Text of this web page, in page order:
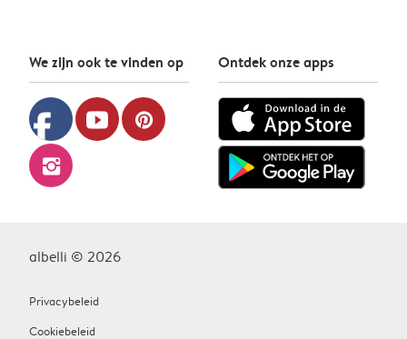
We zijn ook te vinden op
facebook youtube pinterest
instagram
Ontdek onze apps
albelli © 2026
Privacybeleid
Cookiebeleid